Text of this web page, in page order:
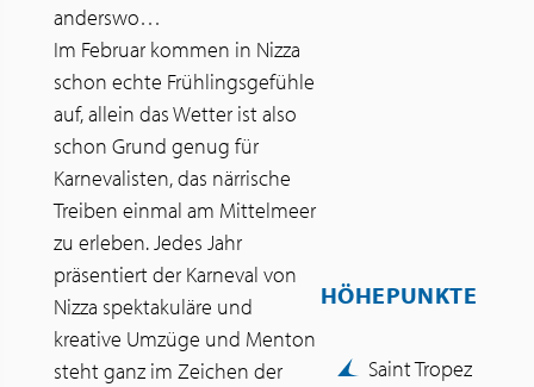
anderswo…
Im Februar kommen in Nizza
schon echte Frühlingsgefühle
auf, allein das Wetter ist also
schon Grund genug für
Karnevalisten, das närrische
Treiben einmal am Mittelmeer
zu erleben. Jedes Jahr
präsentiert der Karneval von
Nizza spektakuläre und
kreative Umzüge und Menton
steht ganz im Zeichen der
HÖHEPUNKTE
Saint Tropez